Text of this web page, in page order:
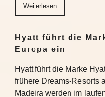
Weiterlesen
Hyatt führt die
Europa ein
Hyatt führt die Marke
frühere Dreams-Resorts
Madeira werden im